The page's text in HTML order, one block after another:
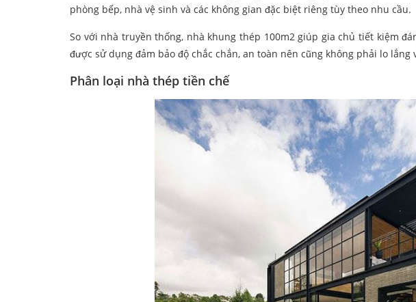
phòng bếp, nhà vệ sinh và các không gian đặc biệt riêng tùy theo nhu cầu.
So với nhà truyền thống, nhà khung thép 100m2 giúp gia chủ tiết kiệm
được sử dụng đảm bảo độ chắc chắn, an toàn nên cũng không phải lo lắng
Phân loại nhà thép tiền chế